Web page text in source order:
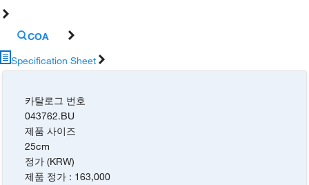
COA
Specification Sheet
카탈로그 번호
043762.BU
제품 사이즈
25cm
정가 (KRW)
제품 정가 : 163,000